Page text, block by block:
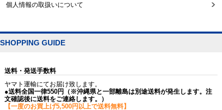
個人情報の取扱いについて
SHOPPING GUIDE
送料・発送手数料
ヤマト運輸にてお届け致します。
●送料全国一律550円（※沖縄県と一部離島は別途送料が発生します。注
文確認後に送料をご連絡します。）
【一度のお買上げ5,500円以上で送料無料】